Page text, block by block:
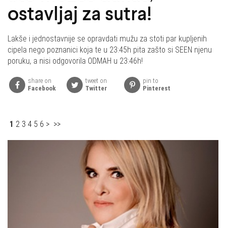
ostavljaj za sutra!
Lakše i jednostavnije se opravdati mužu za stoti par kupljenih
cipela nego poznanici koja te u 23:45h pita zašto si SEEN njenu
poruku, a nisi odgovorila ODMAH u 23:46h!
share on
Facebook
tweet on
Twitter
pin to
Pinterest
1 2 3 4 5 6 > >>